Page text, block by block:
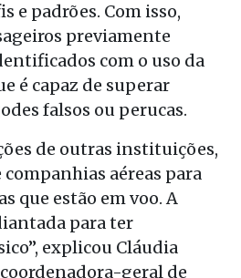
e padrões. Com isso,
previamente
com o uso da
é capaz de superar
falsos ou perucas.
de outras instituições,
aéreas para
que estão em voo. A
para ter
explicou Cláudia
geral de